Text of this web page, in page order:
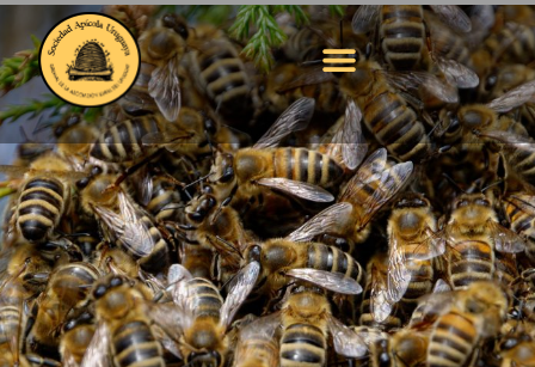
Formulario de
inscripción y
Programa – Jornada
Apícola: Sábado 27
de noviembre 2021